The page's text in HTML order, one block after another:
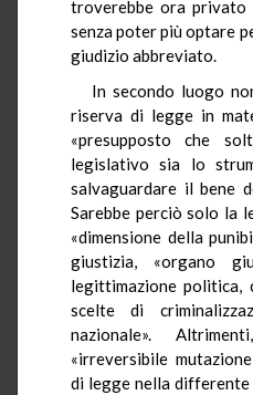
troverebbe ora privato
senza poter più optare
giudizio abbreviato.
In secondo luogo
riserva di legge in
«presupposto che
legislativo sia lo
salvaguardare il bene
Sarebbe perciò solo la
«dimensione della
giustizia, «organo
legittimazione politica,
scelte di
nazionale».
«irreversibile
di legge nella